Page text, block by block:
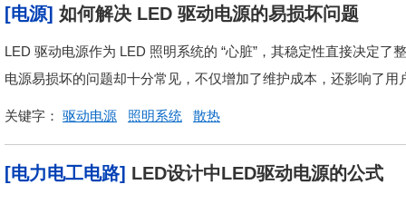
[电源] 如何解决 LED 驱动电源的易损坏问题
LED 驱动电源作为 LED 照明系统的 “心脏”，其稳定性直接决定
电源易损坏的问题却十分常见，不仅增加了维护成本，还影响了
关键字： 驱动电源 照明系统 散热
[电力电工电路] LED设计中LED驱动电源的公式